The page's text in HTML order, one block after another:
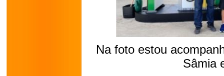
Na foto estou
Sâmia